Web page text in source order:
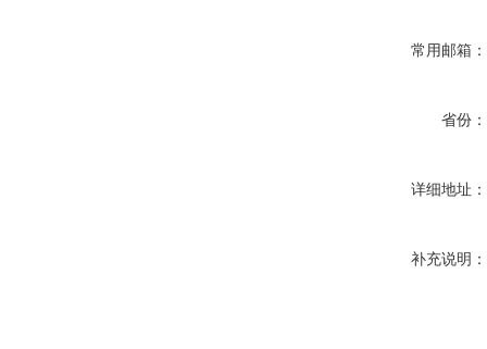
常用邮箱：
省份：
详细地址：
补充说明：